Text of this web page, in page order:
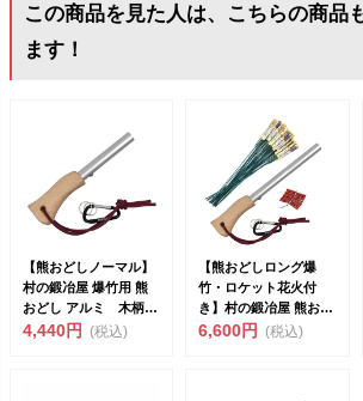
この商品を見た人は、こちらの商品
ます！
【熊おどしノーマル】
村の鍛冶屋 爆竹用 熊
おどし アルミ 木柄
カラビナ付 MK-0...
4,440円 (税込)
【熊おどしロング爆
竹・ロケット花火付
き】村の鍛冶屋 熊おど
しロングパイプ ロケッ
6,600円 (税込)